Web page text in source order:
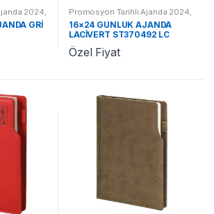
2024,
GRİ
Promosyon Tarihli Ajanda 2024,
Promosyon 2024 Ajandalar
16×24 GÜNLÜK AJANDA
LACİVERT ST370492 LC
Özel Fiyat